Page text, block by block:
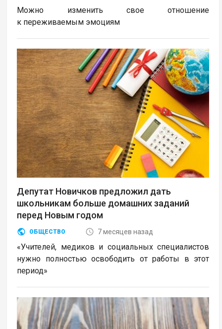
Можно изменить свое отношение
к переживаемым эмоциям
Депутат Новичков предложил дать
школьникам больше домашних заданий
перед Новым годом
ОБЩЕСТВО 7 месяцев назад
«Учителей, медиков и социальных специалистов
нужно полностью освободить от работы в этот
период»